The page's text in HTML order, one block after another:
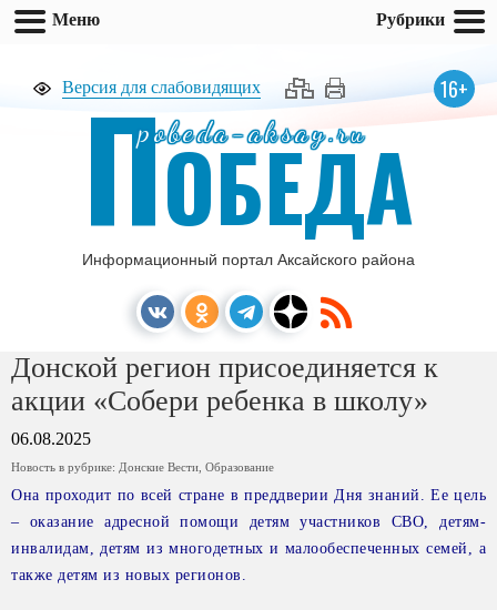
Версия для слабовидящих 16+
pobeda-aksay.ru
ПОБЕДА
Информационный портал Аксайского района
Донской регион присоединяется к
акции «Собери ребенка в школу»
06.08.2025
Новость в рубрике: Донские Вести Образование
Она проходит по всей стране в преддверии Дня знаний. Ее цель
– оказание адресной помощи детям участников СВО, детям-
инвалидам, детям из многодетных и малообеспеченных семей, а
также детям из новых регионов.
Меню Рубрики